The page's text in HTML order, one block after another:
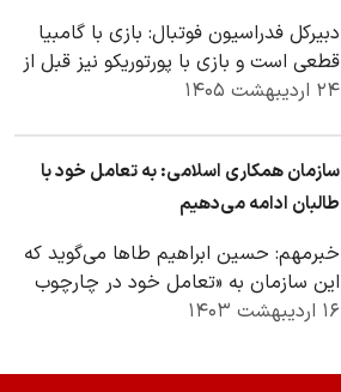
دبیرکل فدراسیون فوتبال: بازی با گامبیا
قطعی است و بازی با پورتوریکو نیز قبل از
جام جهانی پشت درهای بسته برگزار
۲۴ اردیبهشت ۱۴۰۵
سازمان همکاری اسلامی: به تعامل خود با
طالبان ادامه می‌دهیم
خبرمهم: حسین ابراهیم طاها می‌گوید که
این سازمان به «تعامل خود در چارچوب
رویکرد بشردوستانه و گفت‌وگوی سازنده» با
۱۶ اردیبهشت ۱۴۰۳